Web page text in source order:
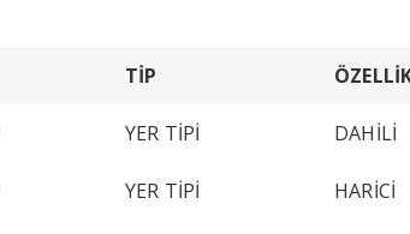
TİP
YER TİPİ DAHİLİ
YER TİPİ HARİCİ